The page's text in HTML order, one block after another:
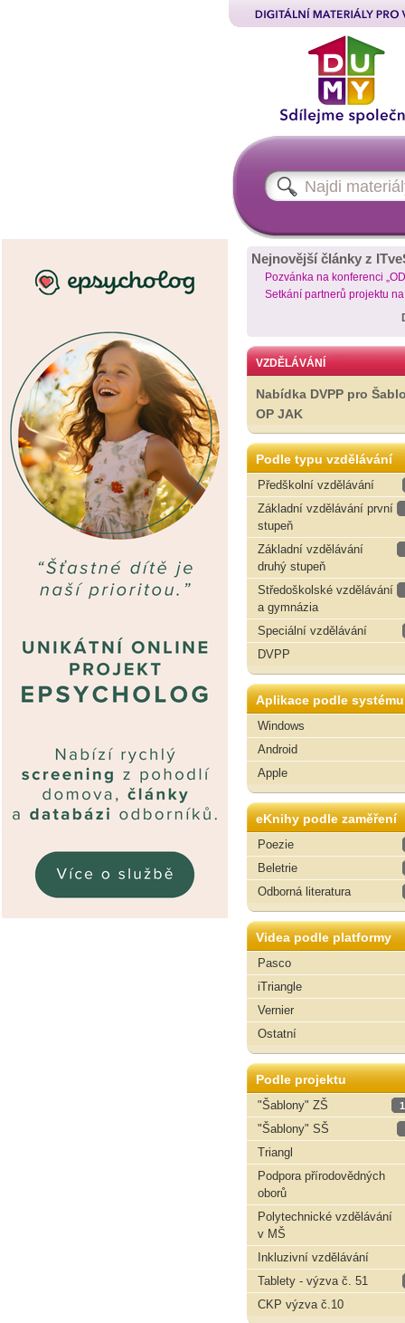
Nejnovější články z
Pozvánka na konferenci
Setkání partnerů projektu
VZDĚLÁVÁNÍ
Nabídka DVPP pro
OP JAK
Podle typu vzdělávání
Předškolní vzdělávání
Základní vzdělávání první
stupeň
Základní vzdělávání
druhý stupeň
Středoškolské vzdělávání
a gymnázia
Speciální vzdělávání
DVPP
Aplikace podle systému
Windows
Android
Apple
eKnihy podle zaměření
Poezie
Beletrie
Odborná literatura
Videa podle platformy
Pasco
iTriangle
Vernier
Ostatní
Podle projektu
"Šablony" ZŠ
"Šablony" SŠ
Triangl
Podpora přírodovědných
oborů
Polytechnické vzdělávání
v MŠ
Inkluzivní vzdělávání
Tablety - výzva č. 51
CKP výzva č.10